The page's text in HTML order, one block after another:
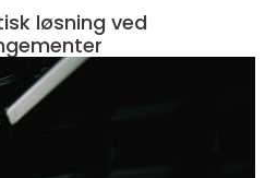
løsning ved